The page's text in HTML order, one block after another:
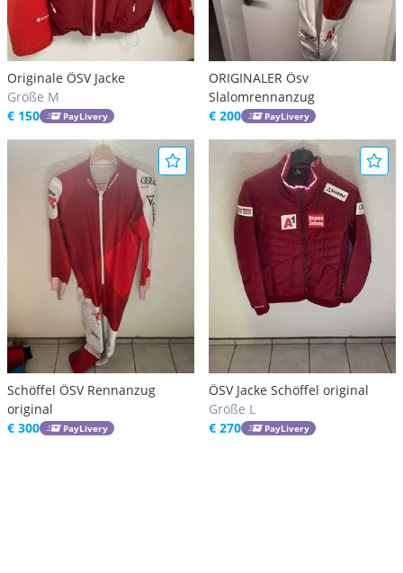
Originale ÖSV Jacke
Größe M
€ 150
PayLivery
ORIGINALER Ösv
Slalomrennanzug
€ 200
PayLivery
Schöffel ÖSV Rennanzug
original
€ 300
PayLivery
ÖSV Jacke Schöffel original
Größe L
€ 270
PayLivery